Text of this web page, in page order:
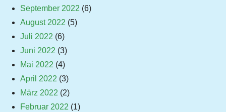
September 2022 (6)
August 2022 (5)
Juli 2022 (6)
Juni 2022 (3)
Mai 2022 (4)
April 2022 (3)
März 2022 (2)
Februar 2022 (1)